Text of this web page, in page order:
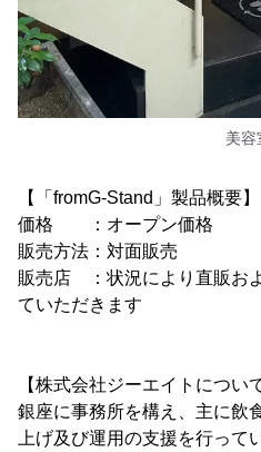
美容
【「fromG-Stand」製品概要】
価格 ：オープン価格
販売方法：対面販売
販売店 ：状況により直販お
ていただきます
【株式会社ジーエイトについ
銀座に事務所を構え、主に飲
上げ及び運用の支援を行って